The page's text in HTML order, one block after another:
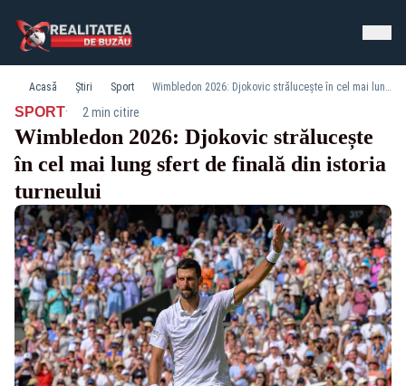
Acasă Știri Sport Wimbledon 2026: Djokovic strălucește în cel mai lung sfert de finală din istoria turneului
SPORT· 2 min citire
Wimbledon 2026: Djokovic strălucește
în cel mai lung sfert de finală din istoria
turneului